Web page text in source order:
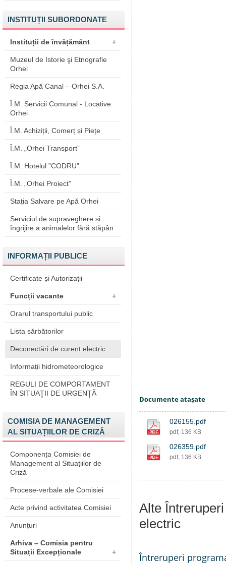
INSTITUȚII SUBORDONATE
Instituții de învățământ +
Muzeul de Istorie şi Etnografie
Orhei
Regia Apă Canal – Orhei S.A.
Î.M. Servicii Comunal - Locative
Orhei
Î.M. Achiziții, Comerț și Piețe
Î.M. „Orhei Transport”
Î.M. Hotelul ”CODRU”
Î.M. „Orhei Proiect”
Stația Salvare pe Apă Orhei
Serviciul de supraveghere și
îngrijire a animalelor fără stăpân
INFORMAȚII PUBLICE
Certificate și Autorizații
Funcții vacante +
Orarul transportului public
Lista sărbătorilor
Deconectări de curent electric
Informații hidrometeorologice
REGULI DE COMPORTAMENT
ÎN SITUAŢII DE URGENŢĂ
COMISIA DE MANAGEMENT
AL SITUAȚIILOR DE CRIZĂ
Componența Comisiei de
Management al Situațiilor de
Criză
Procese-verbale ale Comisiei
Acte privind activitatea Comisiei
Anunțuri
Arhiva – Comisia pentru
Situații Excepționale
+
Documente ataşate
026155.pdf
pdf, 136 KB
026359.pdf
pdf, 136 KB
Alte
electric
Întreruperi